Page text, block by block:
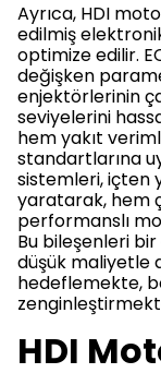
Ayrıca, HDI
edilmiş
optimize edilir.
değişken
enjektörlerinin
seviyelerini
hem yakıt
standartlarına
sistemleri, içten
yaratarak, hem
performanslı
Bu bileşenleri
düşük maliyetle
hedeflemekte,
HDI